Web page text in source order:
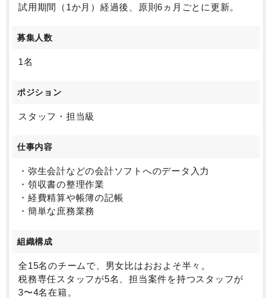
試用期間（1か月）経過後、原則6ヵ月ごとに更新。
募集人数
1名
ポジション
スタッフ・担当級
仕事内容
・弥生会計などの会計ソフトへのデータ入力
・領収書の整理作業
・経費精算や帳簿の記帳
・簡単な庶務業務
組織構成
全15名のチームで、男女比はおおよそ半々。
税務専任スタッフが5名、担当案件を持つスタッフが
3〜4名在籍。